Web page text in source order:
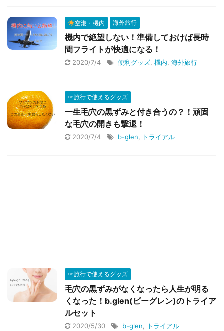
空港・機内 海外旅行
機内で絶望しない！準備しておけば長時
間フライトが快適になる！
2020/7/4 便利グッズ, 機内, 海外旅行
☞旅行で使えるグッズ
一生毛穴の黒ずみと付き合うの？！頑固
な毛穴の開きも撃退！
2020/7/4 b-glen, トライアル
☞旅行で使えるグッズ
毛穴の黒ずみがなくなったら人生が明る
くなった！b.glen(ビーグレン)のトライア
ルセット
2020/5/30 b-glen, トライアル